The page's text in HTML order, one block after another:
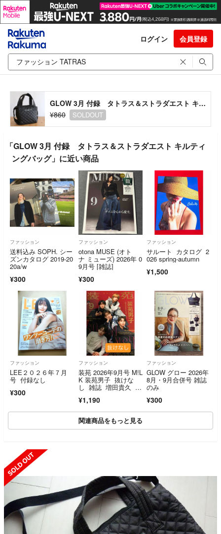
ログイン 会員登録
GLOW 3月 付録 タトラス＆ストラダエスト キルティングバッグ
¥860
SOLDOUT
「GLOW 3月 付録 タトラス＆ストラダエスト キルティ
ングバッグ」に近い商品
ファッション
送料込み SOPH. シー
ズンカタログ 2019-20
20a/w
¥300
ファッション
otona MUSE (オト
ナ ミューズ) 2026年 0
9月号 [雑誌]
¥300
ファッション
サルート カタログ 2
026 spring-autumn
¥1,500
ファッション
LEE２０２６年７月
号 付録なし
¥300
ファッション
装苑 2026年9月号 M!L
K 装苑男子 抜けな
し 雑誌 増田貴久 中
¥1,190
ファッション
GLOW グロー 2026年
8月・9月合併号 雑誌
のみ
¥300
関連商品をもっと見る